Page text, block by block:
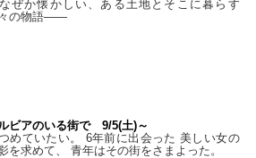
ぜか懐かしい、ある土地とそこに暮らす
の物語――
ビアのいる街で 9/5(土)～
めていたい。 6年前に出会った 美しい女の
を求めて、 青年はその街をさまよった。